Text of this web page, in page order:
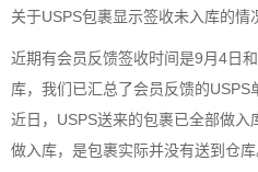
关于USPS包裹显示签收未入库的情
近期有会员反馈签收时间是9月4日
库，我们已汇总了会员反馈的USPS
近日，USPS送来的包裹已全部做
做入库，是包裹实际并没有送到仓库